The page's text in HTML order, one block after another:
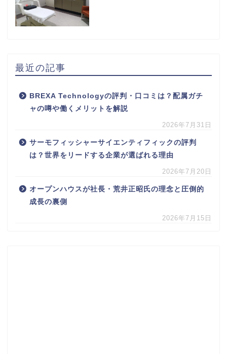
最近の記事
BREXA Technologyの評判・口コミは？配属ガチ
ャの噂や働くメリットを解説
2026年7月31日
サーモフィッシャーサイエンティフィックの評判
は？世界をリードする企業が選ばれる理由
2026年7月20日
オープンハウスが社長・荒井正昭氏の理念と圧倒的
成長の裏側
2026年7月15日